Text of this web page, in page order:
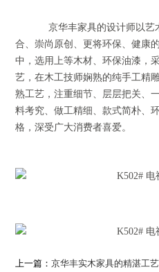
京华丰家具的设计师以艺
合、崇尚原创、更将环保、健康
中，选用上等木材、环保油漆，
艺，在木工技师娴熟的纯手工精
熟工艺，注重细节、层层把关、
料考究、做工精细、款式简朴、
格，深受广大消费者喜爱。
上一篇：京华丰实木家具的精湛工艺